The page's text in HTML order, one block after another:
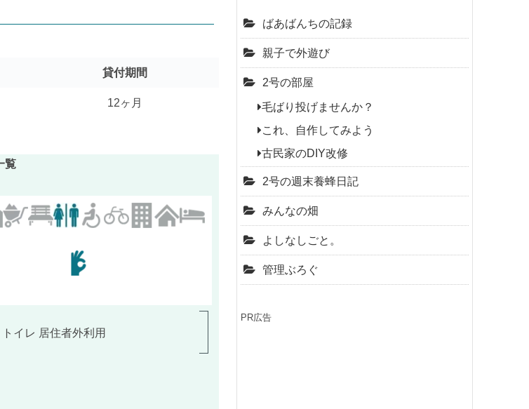
貸付期間
12ヶ月
覧
イレ 居住者外利用
ばあばんちの記録
親子で外遊び
2号の部屋
毛ばり投げませんか？
これ、自作してみよう
古民家のDIY改修
2号の週末養蜂日記
みんなの畑
よしなしごと。
管理ぶろぐ
PR広告